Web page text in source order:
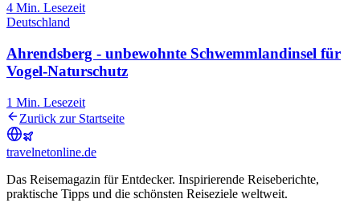
4 Min. Lesezeit
Deutschland
Ahrendsberg - unbewohnte Schwemmlandinsel für
Vogel-Naturschutz
1 Min. Lesezeit
Zurück zur Startseite
travelnetonline.de
Das Reisemagazin für Entdecker. Inspirierende Reiseberichte,
praktische Tipps und die schönsten Reiseziele weltweit.